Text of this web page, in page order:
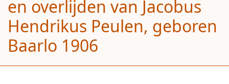
en overlijden van Jacobus
Hendrikus Peulen, geboren
Baarlo 1906